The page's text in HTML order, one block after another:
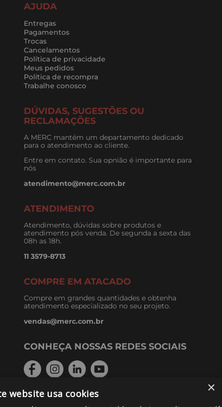
AJUDA
Entregas
Pagamentos
Trocas
Cancelamentos
Política de privacidade
Meus pedidos
Política de recompra
Trabalhe conosco
DÚVIDAS, SUGESTÕES OU
RECLAMAÇÕES
A MERC mantém um departamento dedicado
para o atendimento ao cliente.
Entre em contato. Sua opnião é importante para
nós
atendimento@merc.com.br
ATENDIMENTO
Atendimento, dúvidas sobre produtos e
atendimento pós venda. De segunda a sexta das
08h as 18h.
11 3579-8713
COMPRE EM ATACADO
Compre em grandes quantidades e obtenha
atendimento especializado no seu projeto.
vendas@merc.com.br
CONHEÇA NOSSAS REDES SOCIAIS
×
website usa cookies